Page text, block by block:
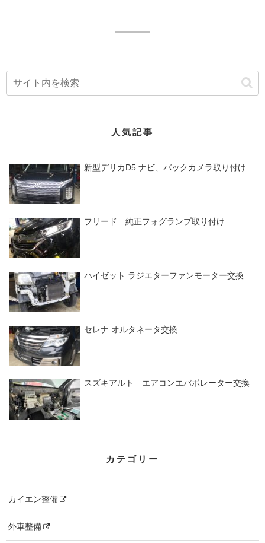
し、本日は部品交換をして...
人気記事
新型デリカD5 ナビ、バックカメラ取り付け
フリード 純正フォグランプ取り付け
ハイゼット ラジエターファンモーター交換
セレナ オルタネータ交換
スズキアルト エアコンエバポレーター交換
カテゴリー
カイエン整備
外車整備